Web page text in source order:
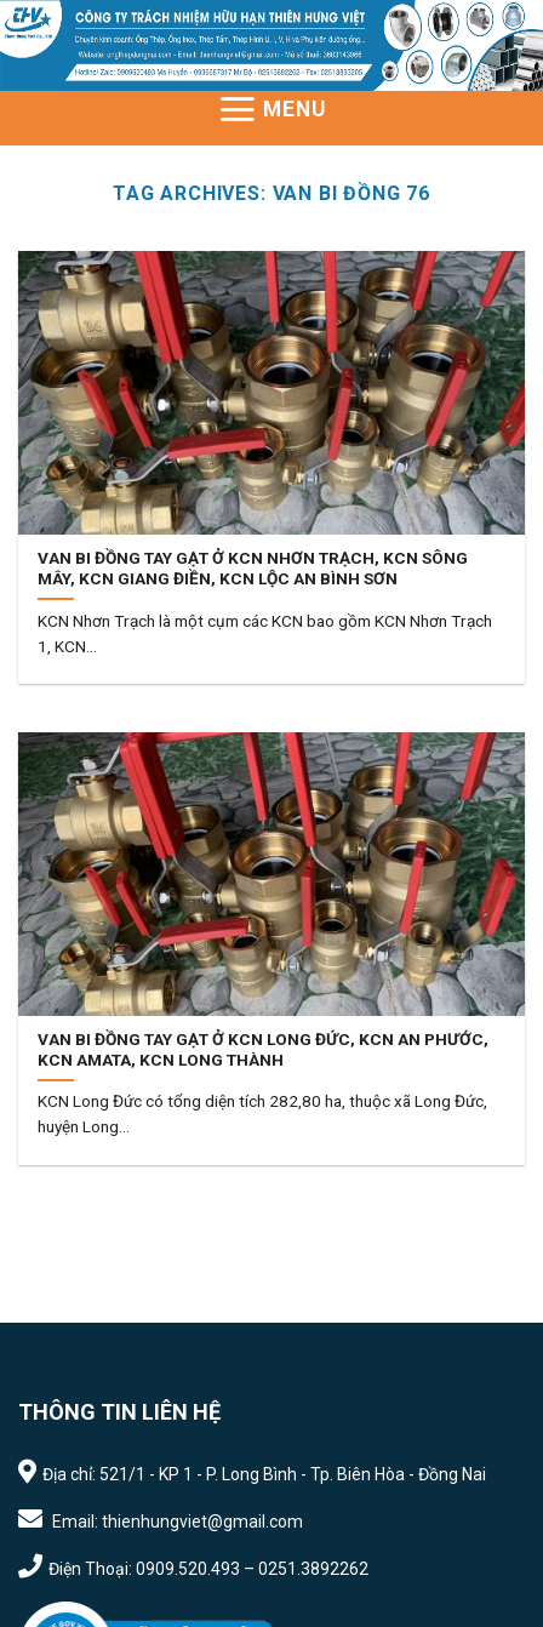
Skip
to
MENU
TAG ARCHIVES: VAN BI ĐỒNG 76
VAN BI ĐỒNG TAY GẠT Ở KCN NHƠN TRẠCH, KCN SÔNG
MÂY, KCN GIANG ĐIỀN, KCN LỘC AN BÌNH SƠN
KCN Nhơn Trạch là một cụm các KCN bao gồm KCN Nhơn Trạch
1, KCN...
VAN BI ĐỒNG TAY GẠT Ở KCN LONG ĐỨC, KCN AN PHƯỚC,
KCN AMATA, KCN LONG THÀNH
KCN Long Đức có tổng diện tích 282,80 ha, thuộc xã Long Đức,
huyện Long...
THÔNG TIN LIÊN HỆ
Địa chỉ: 521/1 - KP 1 - P. Long Bình - Tp. Biên Hòa - Đồng Nai
Email: thienhungviet@gmail.com
Điện Thoại: 0909.520.493 – 0251.3892262